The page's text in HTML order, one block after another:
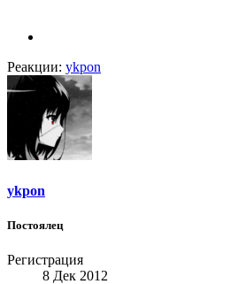
Реакции: ykpon
ykpon
Постоялец
Регистрация
8 Дек 2012